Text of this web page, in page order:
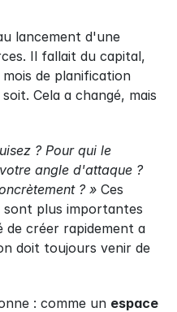
lancement d'une
Il fallait du capital,
de planification
Cela a changé, mais
? Pour qui le
angle d'attaque ?
? » Ces
plus importantes
de créer rapidement a
doit toujours venir de
: comme un espace